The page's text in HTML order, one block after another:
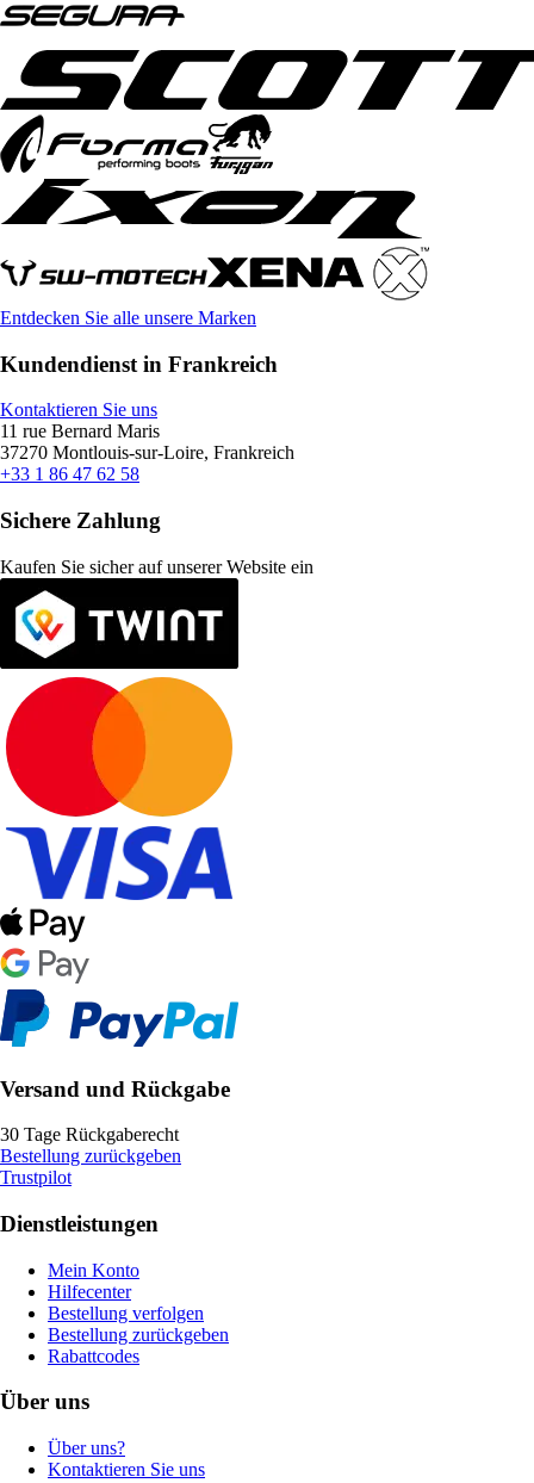
Entdecken Sie alle unsere Marken
Kundendienst in Frankreich
Kontaktieren Sie uns
11 rue Bernard Maris
37270 Montlouis-sur-Loire, Frankreich
+33 1 86 47 62 58
Sichere Zahlung
Kaufen Sie sicher auf unserer Website ein
Versand und Rückgabe
30 Tage Rückgaberecht
Bestellung zurückgeben
Trustpilot
Dienstleistungen
Mein Konto
Hilfecenter
Bestellung verfolgen
Bestellung zurückgeben
Rabattcodes
Über uns
Über uns?
Kontaktieren Sie uns